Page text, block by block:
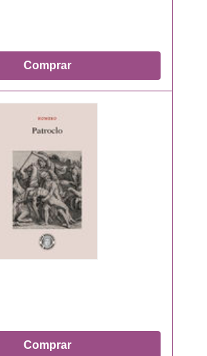
Comprar
Comprar